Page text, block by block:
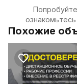
Похожие